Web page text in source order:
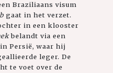
Braziliaans visum
gaat in het verzet.
in een klooster
belandt via een
Persië, waar hij
leger. De
te voet over de